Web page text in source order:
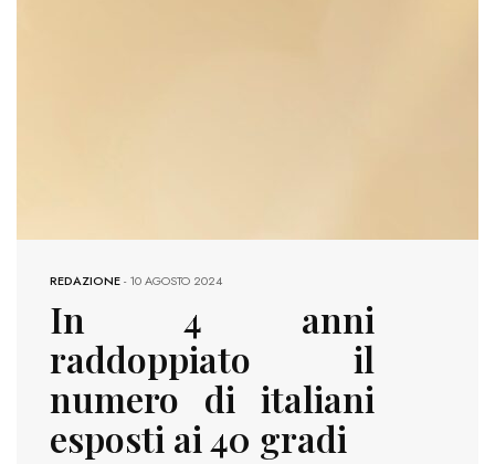
REDAZIONE-10 AGOSTO 2024
In 4 anni
raddoppiato il
numero di italiani
esposti ai 40 gradi